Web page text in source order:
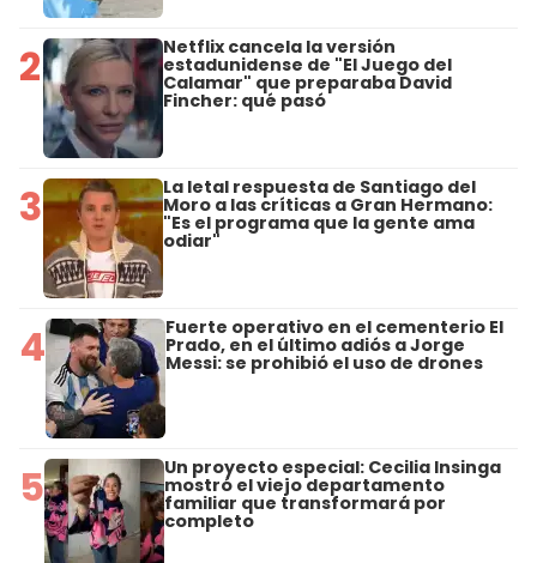
2 Netflix cancela la versión
estadunidense de "El Juego del
Calamar" que preparaba David
Fincher: qué pasó
3 La letal respuesta de Santiago del
Moro a las críticas a Gran Hermano:
"Es el programa que la gente ama
odiar"
4 Fuerte operativo en el cementerio El
Prado, en el último adiós a Jorge
Messi: se prohibió el uso de drones
5 Un proyecto especial: Cecilia Insinga
mostró el viejo departamento
familiar que transformará por
completo